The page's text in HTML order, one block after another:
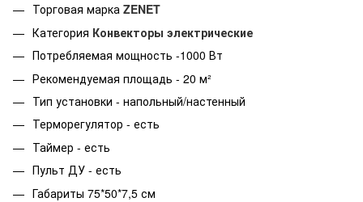
Торговая марка ZENET
Категория Конвекторы электрические
Потребляемая мощность -1000 Вт
Рекомендуемая площадь - 20 м²
Тип установки - напольный/настенный
Терморегулятор - есть
Таймер - есть
Пульт ДУ - есть
Габариты 75*50*7,5 см